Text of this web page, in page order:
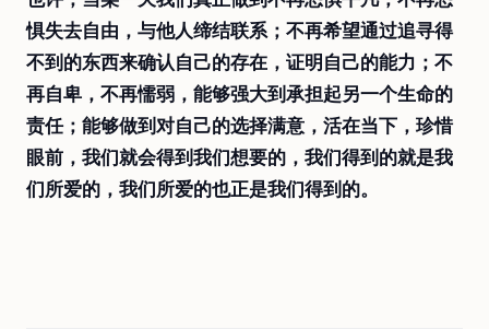
惧失去自由，与他人缔结联系；不再希望通过追寻得
不到的东西来确认自己的存在，证明自己的能力；不
再自卑，不再懦弱，能够强大到承担起另一个生命的
责任；能够做到对自己的选择满意，活在当下，珍惜
眼前，我们就会得到我们想要的，我们得到的就是我
们所爱的，我们所爱的也正是我们得到的。